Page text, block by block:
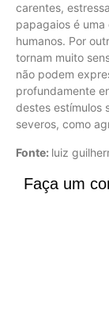
carentes,
papagaios é
humanos. Por
tornam muito
não podem
profundamente
destes estímulos
severos, como
Fonte: luiz
Faça um